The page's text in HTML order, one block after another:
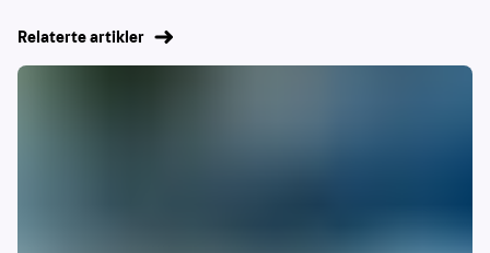
Relaterte artikler